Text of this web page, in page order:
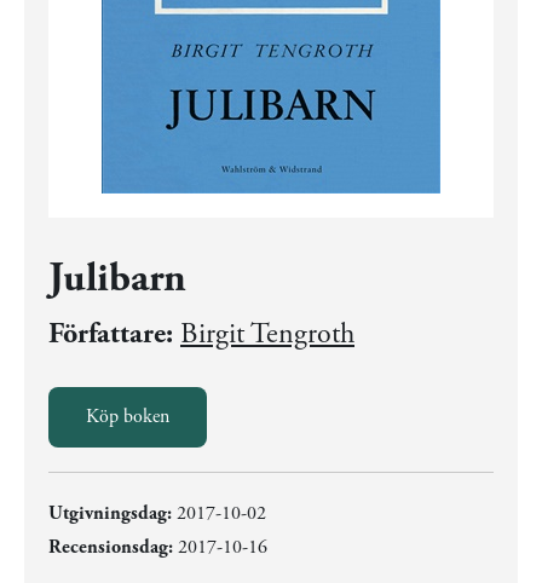
Julibarn
Författare: Birgit Tengroth
Köp boken
Utgivningsdag:2017-10-02
Recensionsdag:2017-10-16